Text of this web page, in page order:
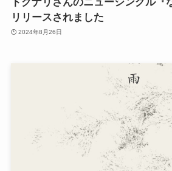
リリースされました
2024年8月26日